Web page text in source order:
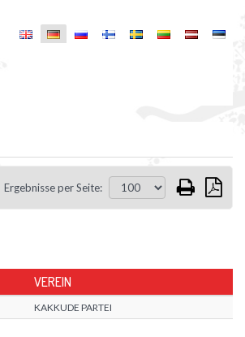
Ergebnisse per Seite:
VEREIN
KAKKUDE PARTEI